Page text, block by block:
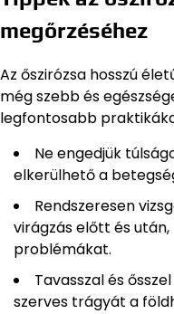
megőrzéséhez
Az őszirózsa hosszú
még szebb és
legfontosabb
Ne engedjük
elkerülhető a
Rendszeresen
virágzás előtt és
problémákat.
Tavasszal és
szerves trágyát a